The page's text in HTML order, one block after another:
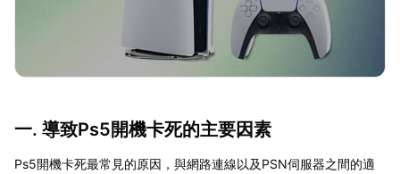
一. 導致Ps5開機卡死的主要因素
Ps5開機卡死最常見的原因，與網路連線以及PSN伺服器之間的適